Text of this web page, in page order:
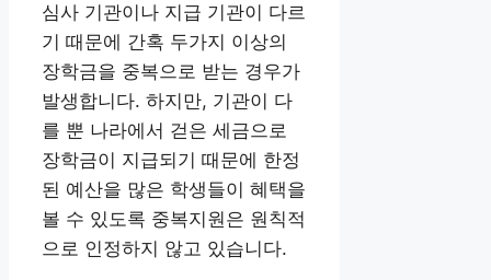
심사 기관이나 지급 기관이 다르
기 때문에 간혹 두가지 이상의
장학금을 중복으로 받는 경우가
발생합니다. 하지만, 기관이 다
를 뿐 나라에서 걷은 세금으로
장학금이 지급되기 때문에 한정
된 예산을 많은 학생들이 혜택을
볼 수 있도록 중복지원은 원칙적
으로 인정하지 않고 있습니다.